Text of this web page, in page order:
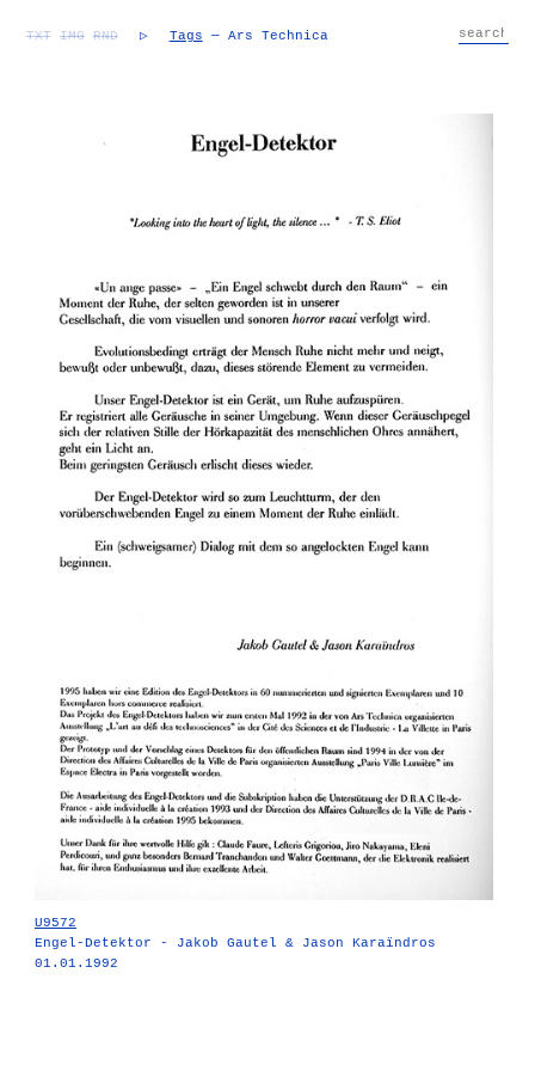
TXT IMG RND ▷ Tags — Ars Technica
U9572
Engel-Detektor - Jakob Gautel & Jason Karaïndros
01.01.1992